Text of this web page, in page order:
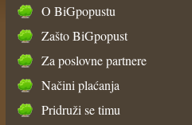
O BiGpopustu
Zašto BiGpopust
Za poslovne partnere
Načini plaćanja
Pridruži se timu